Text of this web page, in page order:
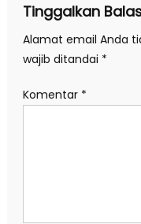
Tinggalkan
Alamat email Anda
wajib ditandai *
Komentar *